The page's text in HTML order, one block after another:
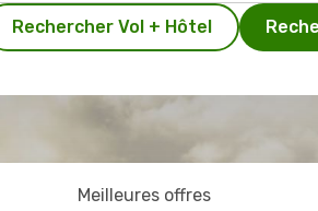
Rechercher Vol + Hôtel
Meilleures offres